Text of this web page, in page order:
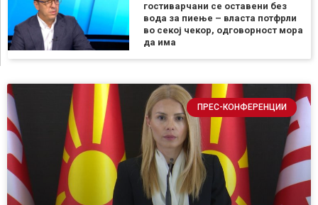
гостиварчани се оставени без
вода за пиење – власта потфрли
во секој чекор, одговорност мора
да има
ПРЕС-КОНФЕРЕНЦИИ